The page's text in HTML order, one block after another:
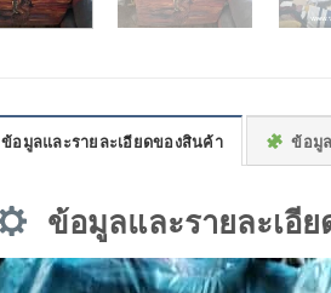
ข้อมูลและรายละเอียดของสินค้า ข้อมู
ข้อมูลและรายละเอี